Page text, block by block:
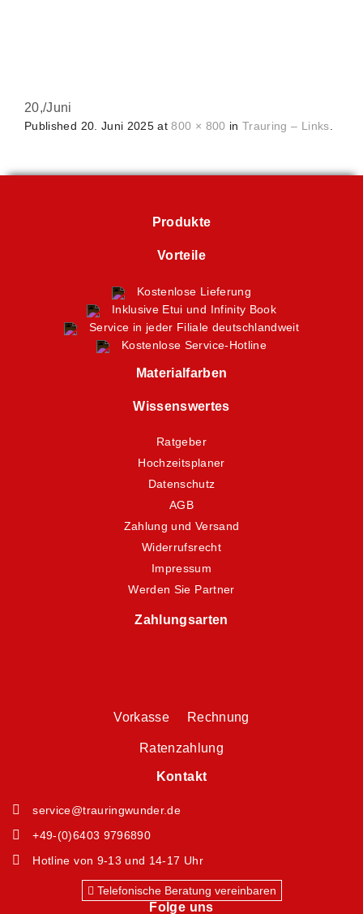
20,/Juni
Published 20. Juni 2025 at800 × 800 inTrauring – Links.
Produkte
Vorteile
Kostenlose Lieferung
Inklusive Etui und Infinity Book
Service in jeder Filiale deutschlandweit
Kostenlose Service-Hotline
Materialfarben
Wissenswertes
Ratgeber
Hochzeitsplaner
Datenschutz
AGB
Zahlung und Versand
Widerrufsrecht
Impressum
Werden Sie Partner
Zahlungsarten
Vorkasse Rechnung
Ratenzahlung
Kontakt
service@trauringwunder.de
+49-(0)6403 9796890
Hotline von 9-13 und 14-17 Uhr
Telefonische Beratung vereinbaren
Folge uns